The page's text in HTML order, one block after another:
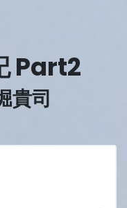
Part2
貴司